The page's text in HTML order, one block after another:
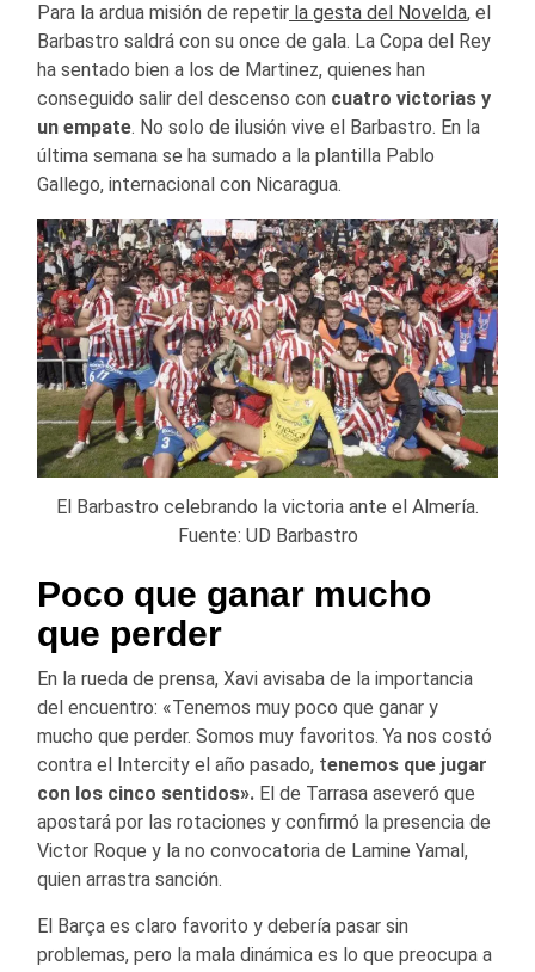
Para la ardua misión de repetir la gesta del Novelda, el
Barbastro saldrá con su once de gala. La Copa del Rey
ha sentado bien a los de Martinez, quienes han
conseguido salir del descenso con cuatro victorias y
un empate. No solo de ilusión vive el Barbastro. En la
última semana se ha sumado a la plantilla Pablo
Gallego, internacional con Nicaragua.
El Barbastro celebrando la victoria ante el Almería.
Fuente: UD Barbastro
Poco que ganar mucho
que perder
En la rueda de prensa, Xavi avisaba de la importancia
del encuentro: «Tenemos muy poco que ganar y
mucho que perder. Somos muy favoritos. Ya nos costó
contra el Intercity el año pasado, tenemos que jugar
con los cinco sentidos». El de Tarrasa aseveró que
apostará por las rotaciones y confirmó la presencia de
Victor Roque y la no convocatoria de Lamine Yamal,
quien arrastra sanción.
El Barça es claro favorito y debería pasar sin
problemas, pero la mala dinámica es lo que preocupa a